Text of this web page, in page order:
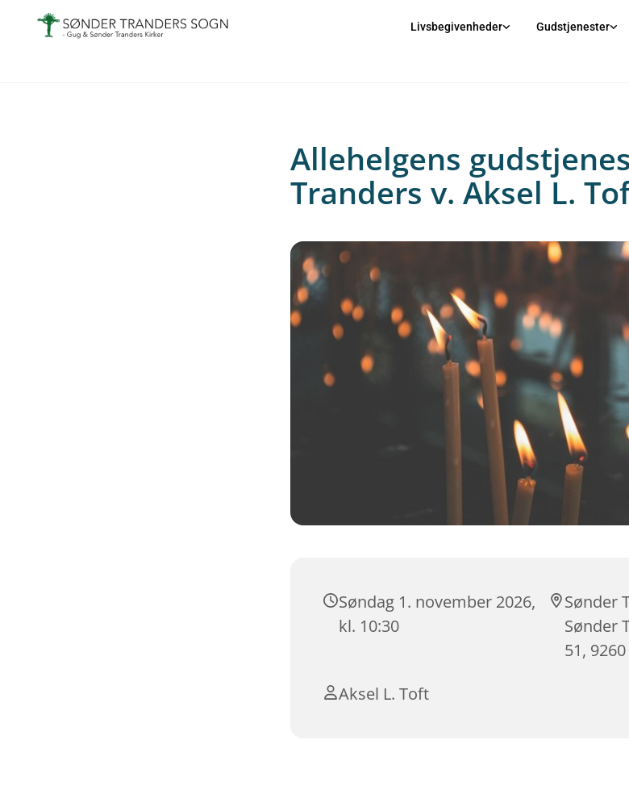
Livsbegivenheder Gudstjenester
Allehelgens
Tranders v. Aksel L.
Søndag 1. november 2026,
kl. 10:30
Sønder
Sønder
51,
Aksel L. Toft